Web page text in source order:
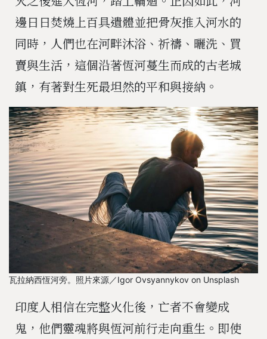
邊日日焚燒上百具遺體並把骨灰推入河水的
同時，人們也在河畔沐浴、祈禱、曬洗、買
賣與生活，這個沿著恆河蔓生而成的古老城
鎮，有著對生死最坦然的平和與接納。
瓦拉納西恆河旁。照片來源／Igor Ovsyannykov on Unsplash
印度人相信在完整火化後，亡者不會變成
鬼，他們靈魂將與恆河前行走向重生。即使